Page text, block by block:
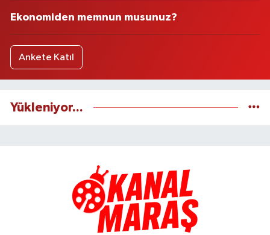
Ekonomiden memnun musunuz?
Ankete Katıl
Yükleniyor...